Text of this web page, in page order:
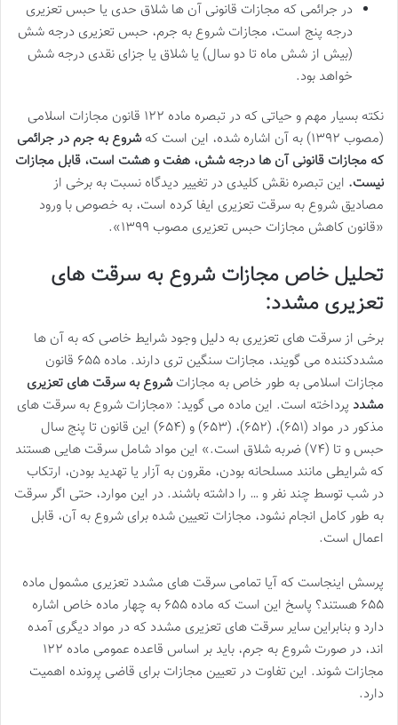
در جرائمی که مجازات قانونی آن ها شلاق حدی یا حبس تعزیری
درجه پنج است، مجازات شروع به جرم، حبس تعزیری درجه شش
(بیش از شش ماه تا دو سال) یا شلاق یا جزای نقدی درجه شش
خواهد بود.
نکته بسیار مهم و حیاتی که در تبصره ماده ۱۲۲ قانون مجازات اسلامی
(مصوب ۱۳۹۲) به آن اشاره شده، این است که
شروع به جرم در جرائمی
که مجازات قانونی آن ها درجه شش، هفت و هشت است، قابل مجازات
نیست. این تبصره نقش کلیدی در تغییر دیدگاه نسبت به برخی از
مصادیق شروع به سرقت تعزیری ایفا کرده است، به خصوص با ورود
«قانون کاهش مجازات حبس تعزیری مصوب ۱۳۹۹».
تحلیل خاص مجازات شروع به سرقت های
تعزیری مشدد:
برخی از سرقت های تعزیری به دلیل وجود شرایط خاصی که به آن ها
مشددکننده می گویند، مجازات سنگین تری دارند. ماده ۶۵۵ قانون
مجازات اسلامی به طور خاص به مجازاتشروع به سرقت های تعزیری
مشدد پرداخته است. این ماده می گوید: «مجازات شروع به سرقت های
مذکور در مواد (۶۵۱)، (۶۵۲)، (۶۵۳) و (۶۵۴) این قانون تا پنج سال
حبس و تا (۷۴) ضربه شلاق است.» این مواد شامل سرقت هایی هستند
که شرایطی مانند مسلحانه بودن، مقرون به آزار یا تهدید بودن، ارتکاب
در شب توسط چند نفر و … را داشته باشند. در این موارد، حتی اگر سرقت
به طور کامل انجام نشود، مجازات تعیین شده برای شروع به آن، قابل
اعمال است.
پرسش اینجاست که آیا تمامی سرقت های مشدد تعزیری مشمول ماده
۶۵۵ هستند؟ پاسخ این است که ماده ۶۵۵ به چهار ماده خاص اشاره
دارد و بنابراین سایر سرقت های تعزیری مشدد که در مواد دیگری آمده
اند، در صورت شروع به جرم، باید بر اساس قاعده عمومی ماده ۱۲۲
مجازات شوند. این تفاوت در تعیین مجازات برای قاضی پرونده اهمیت
دارد.